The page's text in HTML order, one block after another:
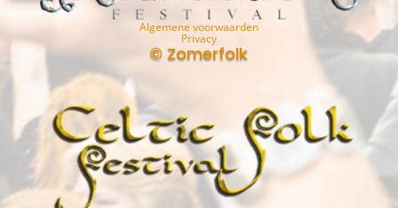
Algemene voorwaarden
Privacy
© Zomerfolk